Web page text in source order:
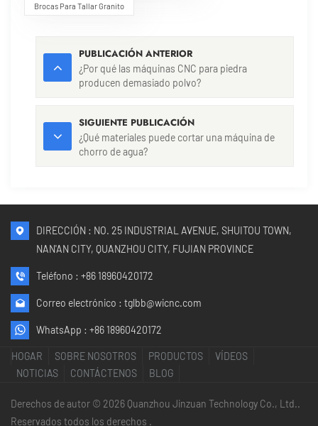
Brocas Para Tallar Granito
PUBLICACIÓN ANTERIOR
¿Por qué las máquinas CNC para piedra
producen demasiado polvo?
SIGUIENTE PUBLICACIÓN
¿Qué materiales puede cortar una máquina de
chorro de agua?
DIRECCIÓN : NO. 25 INDUSTRIAL AVENUE, SHUITOU TOWN,
NAN'AN CITY, QUANZHOU CITY, FUJIAN PROVINCE
Teléfono : +86 18960420172
Correo electrónico : tglbb@wicnc.com
WhatsApp : +86 18960420172
HOGAR SOBRE NOSOTROS PRODUCTOS
VÍDEOS
NOTICIAS
CONTÁCTENOS BLOG
Derechos de autor © 2026 Quanzhou Jinzuan Technology Co., Ltd..
Reservados todos los derechos .